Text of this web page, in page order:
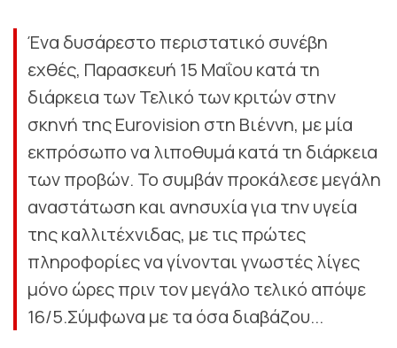
Ένα δυσάρεστο περιστατικό συνέβη
εχθές, Παρασκευή 15 Μαΐου κατά τη
διάρκεια των Τελικό των κριτών στην
σκηνή της Eurovision στη Βιέννη, με μία
εκπρόσωπο να λιποθυμά κατά τη διάρκεια
των προβών. Το συμβάν προκάλεσε μεγάλη
αναστάτωση και ανησυχία για την υγεία
της καλλιτέχνιδας, με τις πρώτες
πληροφορίες να γίνονται γνωστές λίγες
μόνο ώρες πριν τον μεγάλο τελικό απόψε
16/5.Σύμφωνα με τα όσα διαβάζου...